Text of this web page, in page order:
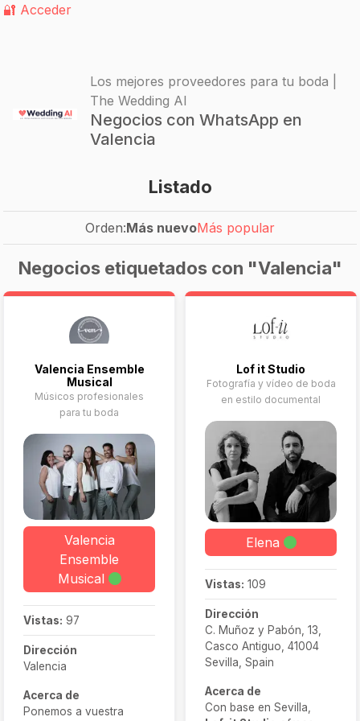
🔐 Acceder
Los mejores proveedores para tu boda |
The Wedding AI
Negocios con WhatsApp en
Valencia
Listado
Orden:Más nuevoMás popular
Negocios etiquetados con "Valencia"
Valencia Ensemble
Musical
Músicos profesionales
para tu boda
Valencia
Ensemble
Musical
Vistas: 97
Dirección
Valencia
Acerca de
Ponemos a vuestra
Lof it Studio
Fotografía y vídeo de boda
en estilo documental
Elena
Vistas: 109
Dirección
C. Muñoz y Pabón, 13,
Casco Antiguo, 41004
Sevilla, Spain
Acerca de
Con base en Sevilla,